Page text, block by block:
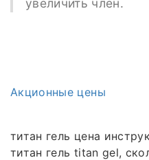
увеличить член.
Акционные цены
титан гель цена
титан гель titan gel,